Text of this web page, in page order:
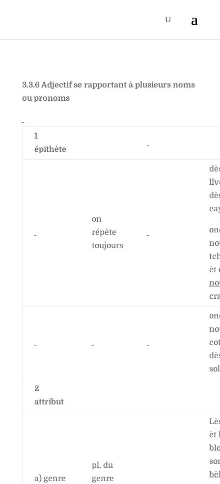
3.3.6 Adjectif se rapportant à plusieurs noms
ou pronoms
1
épithète
on
répète
toujours
èt
2
attribut
a) genre
pl. du
genre
èt